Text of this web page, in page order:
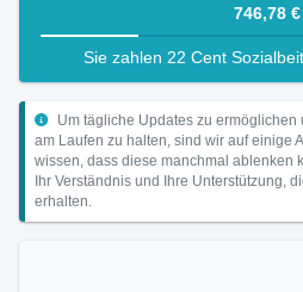
746,78 €
Sie zahlen 22 Cent
Um tägliche Updates zu ermöglichen
am Laufen zu halten, sind wir auf einige
wissen, dass diese manchmal ablenken
Ihr Verständnis und Ihre Unterstützung,
erhalten.